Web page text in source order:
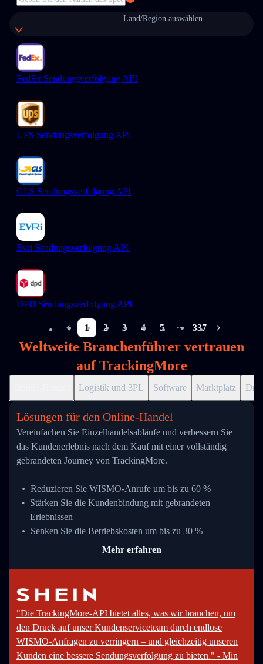
Land/Region auswählen
FedEx Sendungsverfolgung API
UPS Sendungsverfolgung API
GLS Sendungsverfolgung API
Evri Sendungsverfolgung API
DPD Sendungsverfolgung API
1 2 3 4 5
More pages
337
Weltweite Branchenführer vertrauen
auf TrackingMore
Logistik und 3PL Software Marktplatz
Lösungen für den Online-Handel
Vereinfachen Sie Einzelhandelsabläufe und verbessern Sie
das Kundenerlebnis nach dem Kauf mit einer vollständig
gebrandeten Journey von TrackingMore.
Reduzieren Sie WISMO-Anrufe um bis zu 60 %
Stärken Sie die Kundenbindung mit gebrandeten
Erlebnissen
Senken Sie die Betriebskosten um bis zu 30 %
Mehr erfahren
"Die TrackingMore-API bietet alles, was wir brauchen, um
den Druck auf unser Kundenserviceteam durch endlose
WISMO-Anfragen zu verringern – und gleichzeitig unseren
Kunden eine bessere Sendungsverfolgung zu bieten." - Min